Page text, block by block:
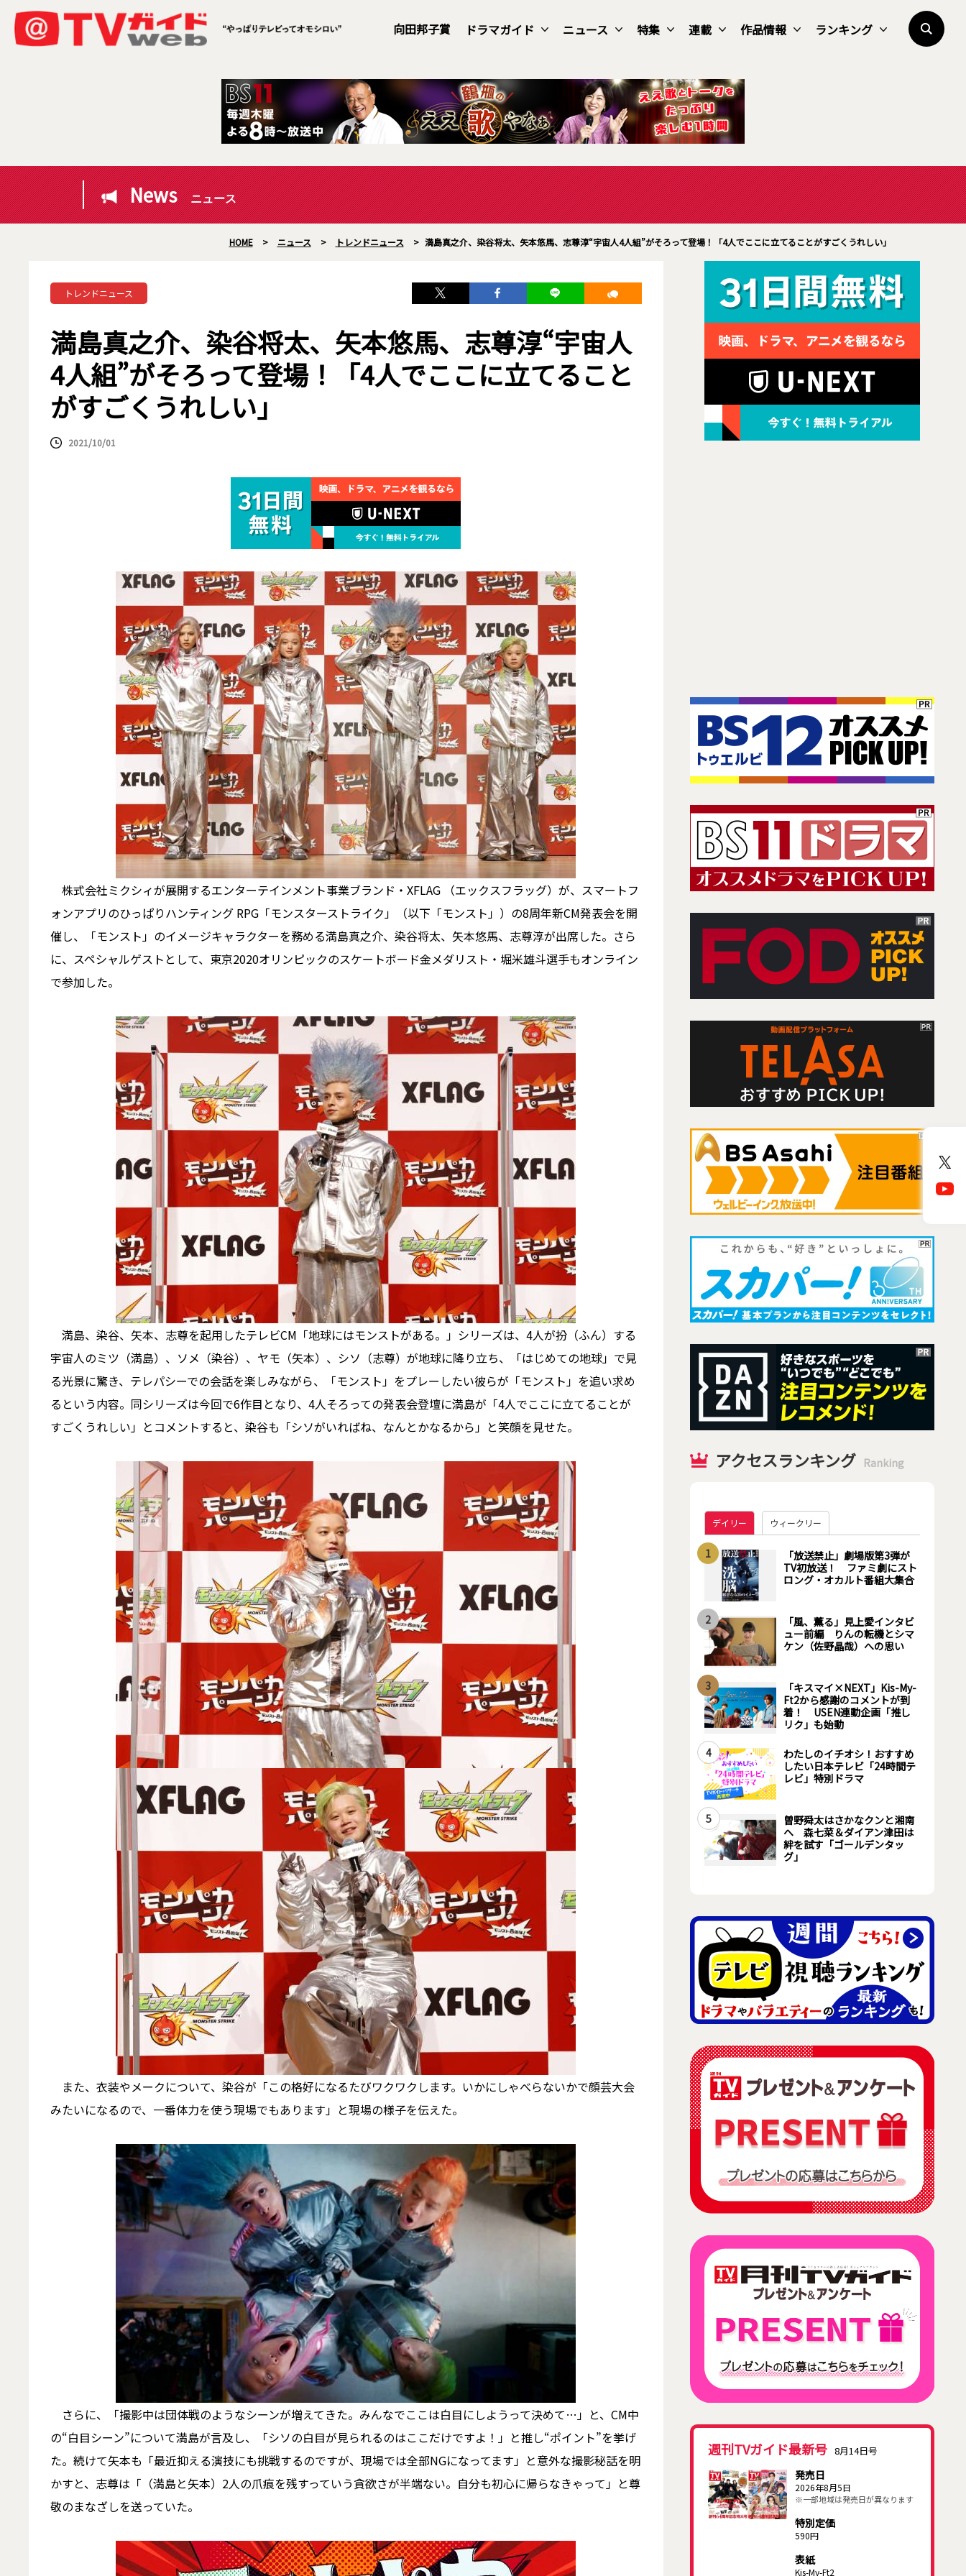
向田邦子賞 ドラマガイド ニュース 特集 連載 作品情報 ランキング
News ニュース
HOME > ニュース > トレンドニュース > 満島真之介、染谷将太、矢本悠馬、志尊淳“宇宙人4人組”がそろって登場！「4人でここに立てることがすごくうれしい」
トレンドニュース
満島真之介、染谷将太、矢本悠馬、志尊淳“宇宙人
4人組”がそろって登場！「4人でここに立てること
がすごくうれしい」
2021/10/01
株式会社ミクシィが展開するエンターテインメント事業ブランド・XFLAG （エックスフラッグ）が、スマートフ
ォンアプリのひっぱりハンティング RPG「モンスターストライク」（以下「モンスト」）の8周年新CM発表会を開
催し、「モンスト」のイメージキャラクターを務める満島真之介、染谷将太、矢本悠馬、志尊淳が出席した。さら
に、スペシャルゲストとして、東京2020オリンピックのスケートボード金メダリスト・堀米雄斗選手もオンライン
で参加した。
満島、染谷、矢本、志尊を起用したテレビCM「地球にはモンストがある。」シリーズは、4人が扮（ふん）する
宇宙人のミツ（満島）、ソメ（染谷）、ヤモ（矢本）、シソ（志尊）が地球に降り立ち、「はじめての地球」で見
る光景に驚き、テレパシーでの会話を楽しみながら、「モンスト」をプレーしたい彼らが「モンスト」を追い求め
るという内容。同シリーズは今回で6作目となり、4人そろっての発表会登壇に満島が「4人でここに立てることが
すごくうれしい」とコメントすると、染谷も「シソがいればね、なんとかなるから」と笑顔を見せた。
また、衣装やメークについて、染谷が「この格好になるたびワクワクします。いかにしゃべらないかで顔芸大会
みたいになるので、一番体力を使う現場でもあります」と現場の様子を伝えた。
さらに、「撮影中は団体戦のようなシーンが増えてきた。みんなでここは白目にしようって決めて…」と、CM中
の“白目シーン”について満島が言及し、「シソの白目が見られるのはここだけですよ！」と推し“ポイント”を挙げ
た。続けて矢本も「最近抑える演技にも挑戦するのですが、現場では全部NGになってます」と意外な撮影秘話を明
かすと、志尊は「（満島と矢本）2人の爪痕を残すっていう貪欲さが半端ない。自分も初心に帰らなきゃって」と尊
敬のまなざしを送っていた。
アクセスランキング Ranking
デイリー ウィークリー
1
「放送禁止」劇場版第3弾が
TV初放送！ ファミ劇にスト
ロング・オカルト番組大集合
2
「風、薫る」見上愛インタビ
ュー前編 りんの転機とシマ
ケン（佐野晶哉）への思い
3
「キスマイ×NEXT」Kis-My-
Ft2から感謝のコメントが到
着！ USEN連動企画「推し
リク」も始動
4
わたしのイチオシ！おすすめ
したい日本テレビ「24時間テ
レビ」特別ドラマ
5
曽野舜太はさかなクンと湘南
へ 森七菜＆ダイアン津田は
絆を試す「ゴールデンタッ
グ」
週刊TVガイド最新号 8月14日号
発売日
2026年8月5日
※一部地域は発売日が異なります
特別定価
590円
表紙
Kis-My-Ft2